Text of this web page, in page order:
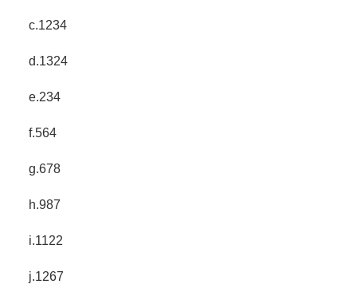
c.1234
d.1324
e.234
f.564
g.678
h.987
i.1122
j.1267